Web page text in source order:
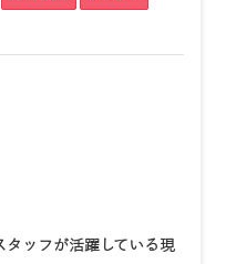
ッフが活躍している現